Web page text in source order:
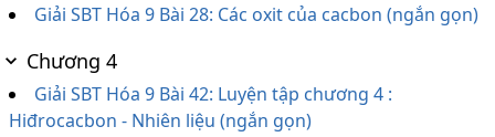
Giải SBT Hóa 9 Bài 28: Các oxit của cacbon (ngắn gọn)
Chương 4
Giải SBT Hóa 9 Bài 42: Luyện tập chương 4 :
Hiđrocacbon - Nhiên liệu (ngắn gọn)